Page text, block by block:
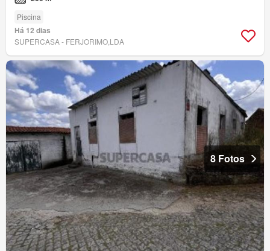
Piscina
Há 12 dias
SUPERCASA - FERJORIMO,LDA
8 Fotos